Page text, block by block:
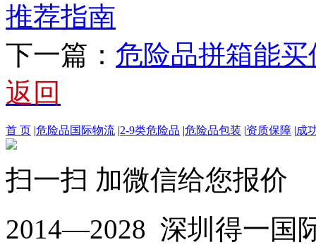
推荐指南
下一篇： 危险品拼箱能
返回
首 页 |危险品国际物流 |2-9类危险品 |危险品包装 |资质保障 |成
扫一扫 加微信给您报价
2014—2028 深圳得一国